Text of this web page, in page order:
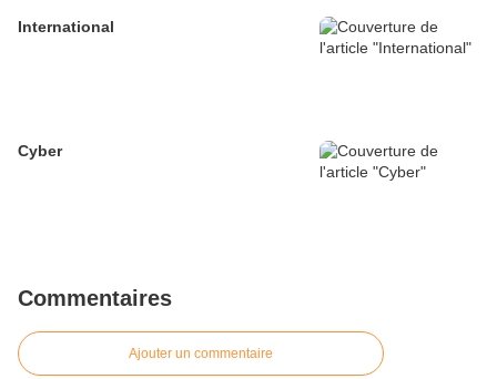
International
Cyber
Commentaires
Ajouter un commentaire